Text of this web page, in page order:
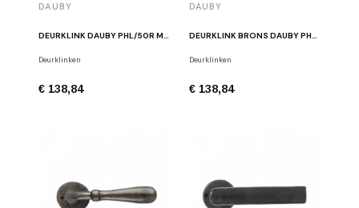
DAUBY
DEURKLINK DAUBY PHL/50R MAT WIT BRONS
Deurklinken
€ 138,84
DAUBY
DEURKLINK BRONS DAUBY PHL/50R RB
Deurklinken
€ 138,84